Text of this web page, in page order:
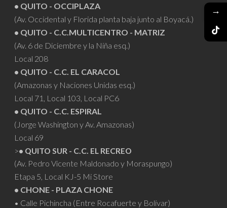
• QUITO - OCCIPLAZA
(Av. Occidental y Florida planta baja junto al Boyacá.)
• QUITO - C.C.MULTICENTRO - MATRIZ
(Av. 6 de Diciembre y la Niña esq.)
Local 208
• QUITO - C.C. EL CARACOL
(Amazonas y Naciones Unidas esq.)
Local 71, Local 103, Local PC6
• QUITO - C.C. ESPIRAL
(Jorge Washington y Av. Amazonas)
Local 69
>• QUITO SUR - C.C. EL RECREO
(Av. Pedro Vicente Maldonado y Moraspungo)
Etapa 5, Local KJ-5 Mi Store
• CHONE - PLAZA CHONE
• Calle Pichincha (Entre Rocafuerte y Bolívar)
→